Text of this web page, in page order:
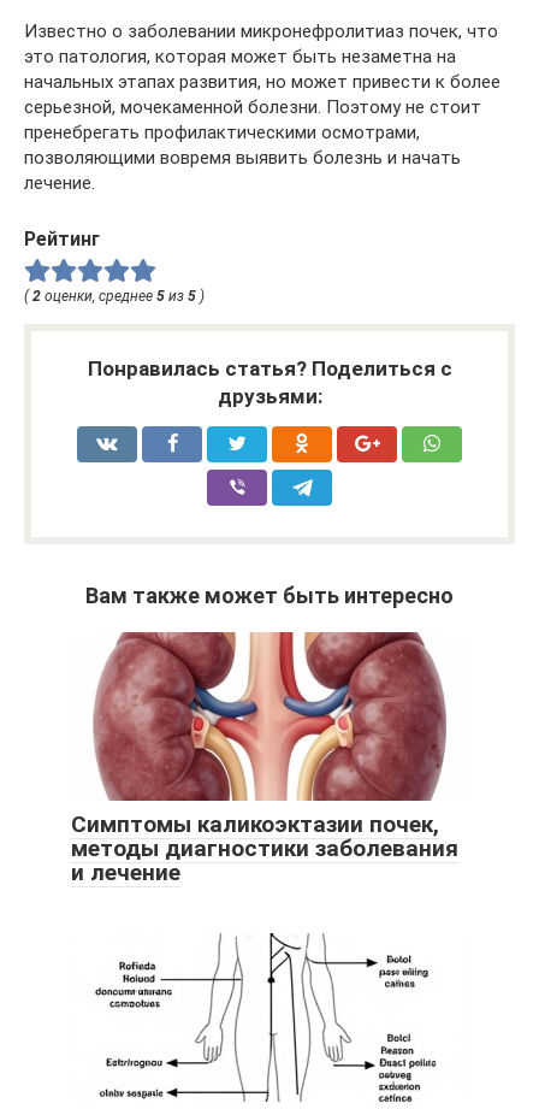
Известно о заболевании микронефролитиаз почек, что
это патология, которая может быть незаметна на
начальных этапах развития, но может привести к более
серьезной, мочекаменной болезни. Поэтому не стоит
пренебрегать профилактическими осмотрами,
позволяющими вовремя выявить болезнь и начать
лечение.
Рейтинг
(2 оценки, среднее 5 из 5 )
Понравилась статья? Поделиться с
друзьями:
Вам также может быть интересно
Симптомы каликоэктазии почек,
методы диагностики заболевания
и лечение